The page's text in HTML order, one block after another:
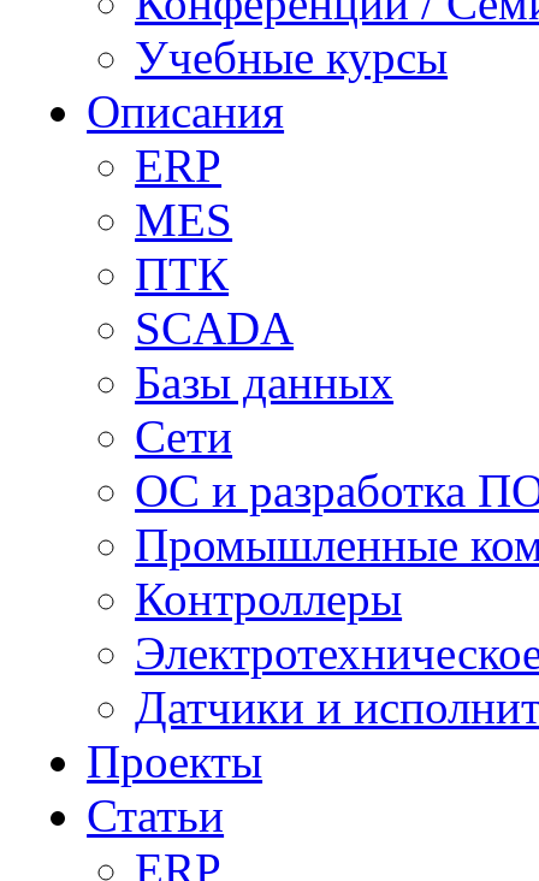
Учебные курсы
Описания
ERP
MES
ПТК
SCADA
Базы данных
Сети
ОС и разработка
Промышленные
Контроллеры
Датчики и
Проекты
Статьи
ERP